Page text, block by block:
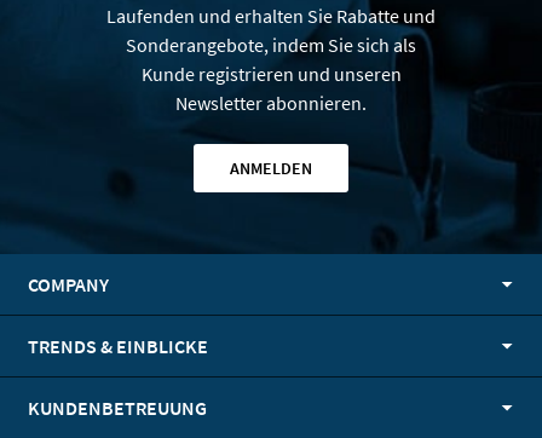
Laufenden und erhalten Sie Rabatte und
Sonderangebote, indem Sie sich als
Kunde registrieren und unseren
Newsletter abonnieren.
ANMELDEN
COMPANY
TRENDS & EINBLICKE
KUNDENBETREUUNG